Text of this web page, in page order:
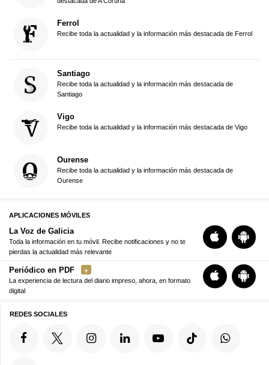
Ferrol
Recibe toda la actualidad y la información más destacada de Ferrol
Santiago
Recibe toda la actualidad y la información más destacada de
Santiago
Vigo
Recibe toda la actualidad y la información más destacada de Vigo
Ourense
Recibe toda la actualidad y la información más destacada de
Ourense
APLICACIONES MÓVILES
La Voz de Galicia
Toda la información en tu móvil. Recibe notificaciones y no te
pierdas la actualidad más relevante
Periódico en PDF
La experiencia de lectura del diario impreso, ahora, en formato
digital
REDES SOCIALES